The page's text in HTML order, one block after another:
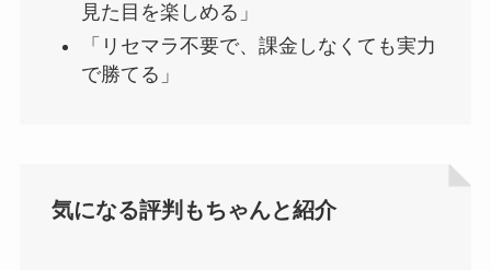
見た目を楽しめる」
「リセマラ不要で、課金しなくても実力
で勝てる」
気になる評判もちゃんと紹介